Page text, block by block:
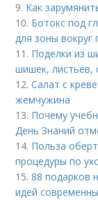
9. Как
10. Ботокс под
для зоны вокруг
11. Поделки из
шишек, листьев,
12.Салат с
жемчужина
13. Почему
День Знаний
14. Польза
процедуры по
15.88 подарков
идей